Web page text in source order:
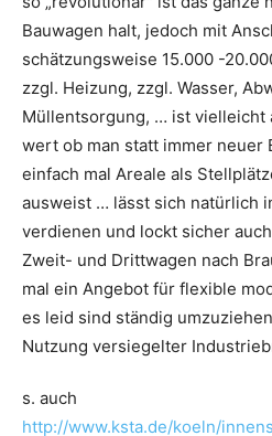
Bauwagen halt, jedoch mit
schätzungsweise 15.000 -
zzgl. Heizung, zzgl. Wasser,
Müllentsorgung, … ist vielleicht
wert ob man statt immer neuer
einfach mal Areale als
ausweist … lässt sich natürlich
verdienen und lockt sicher
Zweit- und Drittwagen nach
mal ein Angebot für flexible
es leid sind ständig
Nutzung versiegelter
s. auch
http://www.ksta.de/koeln/